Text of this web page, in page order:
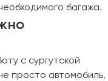
багажа.
с сургутской
просто автомобиль,